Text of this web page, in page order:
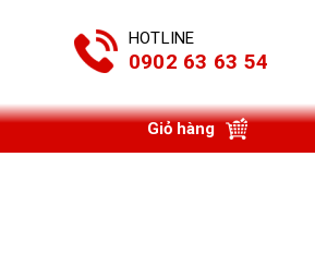
HOTLINE
0902 63 63 54
Giỏ hàng